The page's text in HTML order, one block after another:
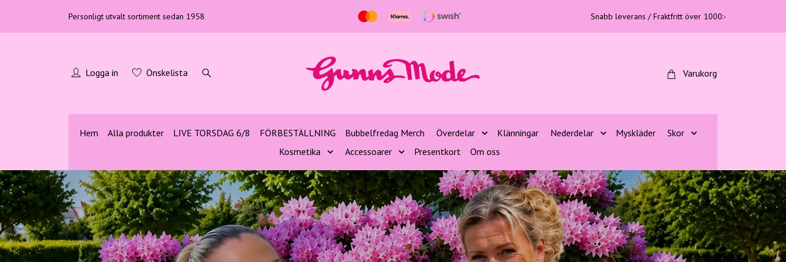
Personligt utvalt sortiment sedan 1958 Snabb leverans / Fraktfritt över 1000:-
Logga in Önskelista Varukorg
Hem Alla produkter LIVE TORSDAG 6/8 FÖRBESTÄLLNING Bubbelfredag Merch Överdelar Klänningar Nederdelar Myskläder
Skor
Kosmetika
Accessoarer Presentkort Om oss